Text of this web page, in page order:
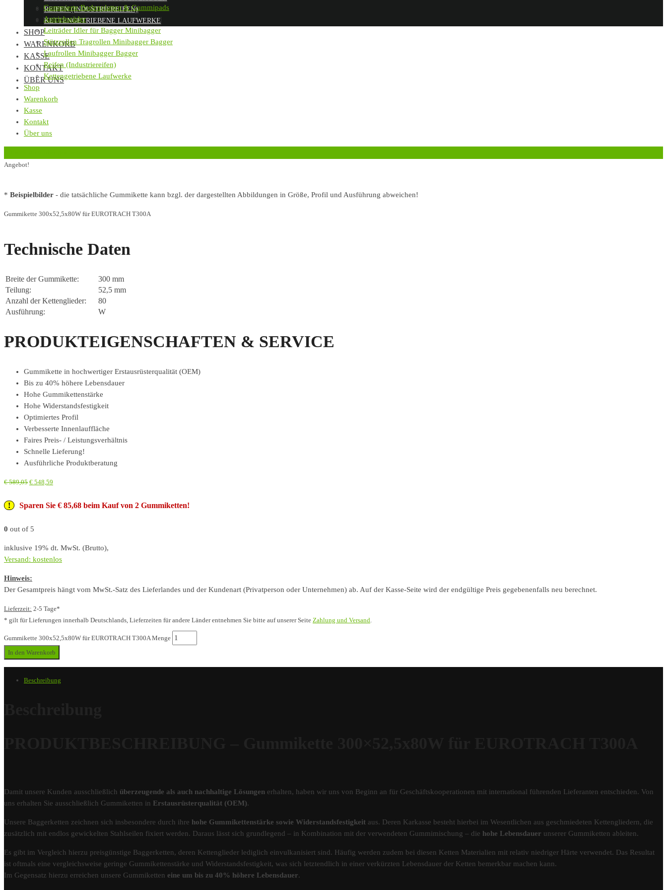
REIFEN (INDUSTRIEREIFEN)
KETTENGETRIEBENE LAUFWERKE
SHOP
WARENKORB
KASSE
KONTAKT
ÜBER UNS
Gummierte Bodenplatten & Gummipads
Antriebsräder
Leiträder Idler für Bagger Minibagger
Stützrollen Tragrollen Minibagger Bagger
Laufrollen Minibagger Bagger
Reifen (Industriereifen)
Kettengetriebene Laufwerke
Shop
Warenkorb
Kasse
Kontakt
Über uns
Angebot!
* Beispielbilder - die tatsächliche Gummikette kann bzgl. der dargestellten Abbildungen in Größe, Profil und Ausführung abweichen!
Gummikette 300x52,5x80W für EUROTRACH T300A
Technische Daten
Breite der Gummikette:
300 mm
Teilung:
52,5 mm
Anzahl der Kettenglieder:
80
Ausführung:
W
PRODUKTEIGENSCHAFTEN & SERVICE
Gummikette in hochwertiger Erstausrüsterqualität (OEM)
Bis zu 40% höhere Lebensdauer
Hohe Gummikettenstärke
Hohe Widerstandsfestigkeit
Optimiertes Profil
Verbesserte Innenlauffläche
Faires Preis- / Leistungsverhältnis
Schnelle Lieferung!
Ausführliche Produktberatung
€589,05 € 548,59
Sparen Sie € 85,68 beim Kauf von 2 Gummiketten!
0 out of 5
inklusive 19% dt. MwSt. (Brutto),
Versand: kostenlos
Hinweis:
Der Gesamtpreis hängt vom MwSt.-Satz des Lieferlandes und der Kundenart (Privatperson oder Unternehmen) ab. Auf der Kasse-Seite wird der endgültige Preis gegebenenfalls neu berechnet.
Lieferzeit: 2-5 Tage*
* gilt für Lieferungen innerhalb Deutschlands, Lieferzeiten für andere Länder entnehmen Sie bitte auf unserer Seite Zahlung und Versand
Gummikette 300x52,5x80W für EUROTRACH T300A Menge
In den Warenkorb
Beschreibung
Damit unsere Kunden ausschließlich überzeugende als auch nachhaltige Lösungen erhalten, haben wir uns von Beginn an für Geschäftskooperationen mit international führenden Lieferanten entschieden. Von
uns erhalten Sie ausschließlich Gummiketten in Erstausrüsterqualität (OEM).
Unsere Baggerketten zeichnen sich insbesondere durch ihre hohe Gummikettenstärke sowie Widerstandsfestigkeit aus. Deren Karkasse besteht hierbei im Wesentlichen aus geschmiedeten Kettengliedern, die
zusätzlich mit endlos gewickelten Stahlseilen fixiert werden. Daraus lässt sich grundlegend – in Kombination mit der verwendeten Gummimischung – die hohe Lebensdauer unserer Gummiketten ableiten.
Es gibt im Vergleich hierzu preisgünstige Baggerketten, deren Kettenglieder lediglich einvulkanisiert sind. Häufig werden zudem bei diesen Ketten Materialien mit relativ niedriger Härte verwendet. Das Resultat
ist oftmals eine vergleichsweise geringe Gummikettenstärke und Widerstandsfestigkeit, was sich letztendlich in einer verkürzten Lebensdauer der Ketten bemerkbar machen kann.
Im Gegensatz hierzu erreichen unsere Gummiketten eine um bis zu 40% höhere Lebensdauer.